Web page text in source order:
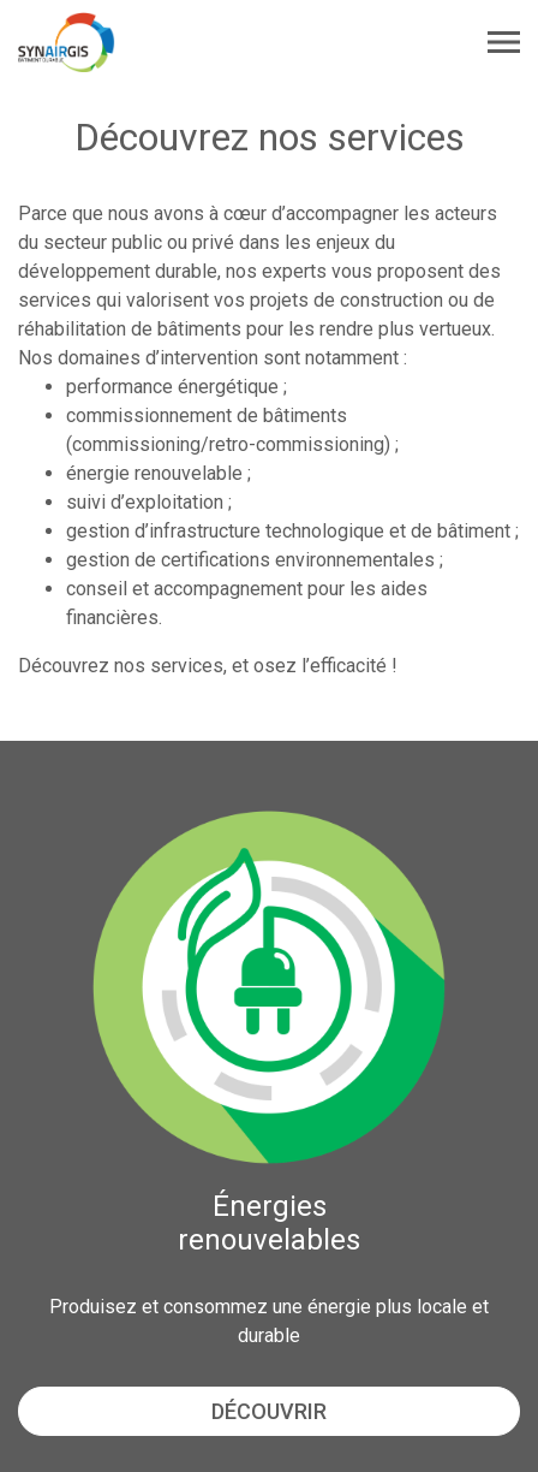
Découvrez nos services
Parce que nous avons à cœur d’accompagner les acteurs
du secteur public ou privé dans les enjeux du
développement durable, nos experts vous proposent des
services qui valorisent vos projets de construction ou de
réhabilitation de bâtiments pour les rendre plus vertueux.
Nos domaines d’intervention sont notamment :
performance énergétique ;
commissionnement de bâtiments
(commissioning/retro-commissioning) ;
énergie renouvelable ;
suivi d’exploitation ;
gestion d’infrastructure technologique et de bâtiment ;
gestion de certifications environnementales ;
conseil et accompagnement pour les aides
financières.
Découvrez nos services, et osez l’efficacité !
Énergies
renouvelables
Produisez et consommez une énergie plus locale et
durable
DÉCOUVRIR